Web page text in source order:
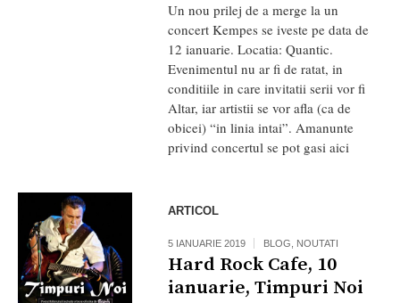
Un nou prilej de a merge la un
concert Kempes se iveste pe data de
12 ianuarie. Locatia: Quantic.
Evenimentul nu ar fi de ratat, in
conditiile in care invitatii serii vor fi
Altar, iar artistii se vor afla (ca de
obicei) “in linia intai”. Amanunte
privind concertul se pot gasi aici
ARTICOL
5 IANUARIE 2019 BLOG NOUTATI
Hard Rock Cafe, 10
ianuarie, Timpuri Noi